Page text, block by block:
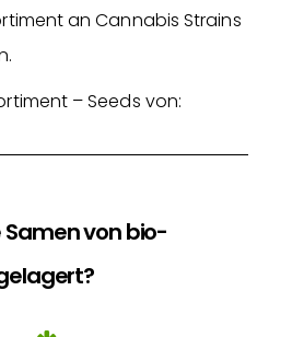
an Cannabis Strains
– Seeds von:
von bio-